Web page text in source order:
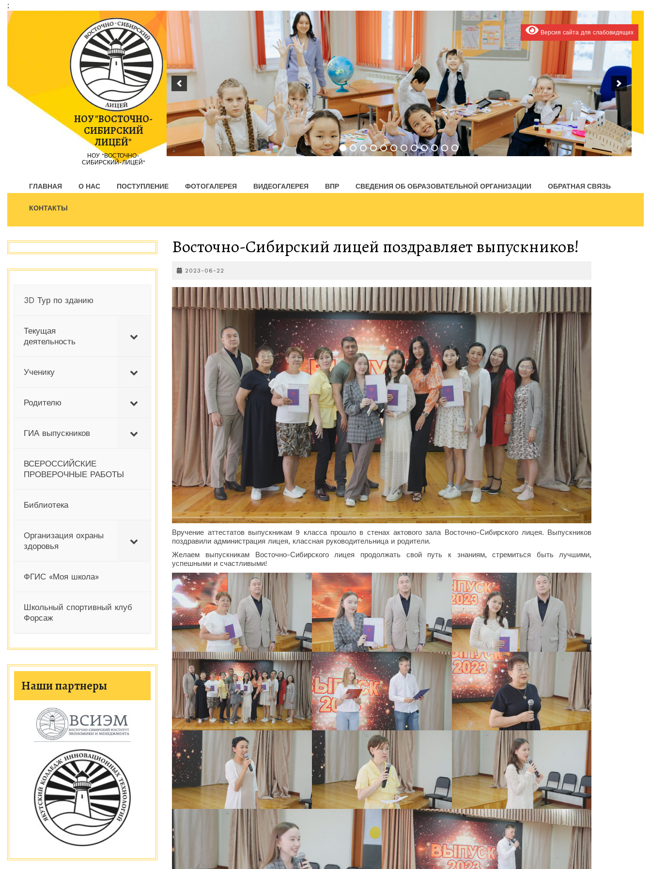
;
Пропустить
контент
НОУ "ВОСТОЧНО-
СИБИРСКИЙ
ЛИЦЕЙ"
НОУ "ВОСТОЧНО-
СИБИРСКИЙ-ЛИЦЕЙ"
Версия сайта для слабовидящих
ГЛАВНАЯ О НАС ПОСТУПЛЕНИЕ ФОТОГАЛЕРЕЯ ВИДЕОГАЛЕРЕЯ ВПР СВЕДЕНИЯ ОБ ОБРАЗОВАТЕЛЬНОЙ ОРГАНИЗАЦИИ ОБРАТНАЯ СВЯЗЬ
КОНТАКТЫ
3D Тур по зданию
Текущая
деятельность
Ученику
Родителю
ГИА выпускников
ВСЕРОССИЙСКИЕ
ПРОВЕРОЧНЫЕ РАБОТЫ
Библиотека
Организация охраны
здоровья
ФГИС «Моя школа»
Школьный спортивный клуб
Форсаж
Наши партнеры
Восточно-Сибирский лицей поздравляет выпускников!
2023-06-22
22
Вручение аттестатов выпускникам 9 класса прошло в стенах актового зала Восточно-Сибирского лицея. Выпускников
поздравили администрация лицея, классная руководительница и родители.
Желаем выпускникам Восточно-Сибирского лицея продолжать свой путь к знаниям, стремиться быть лучшими,
успешными и счастливыми!